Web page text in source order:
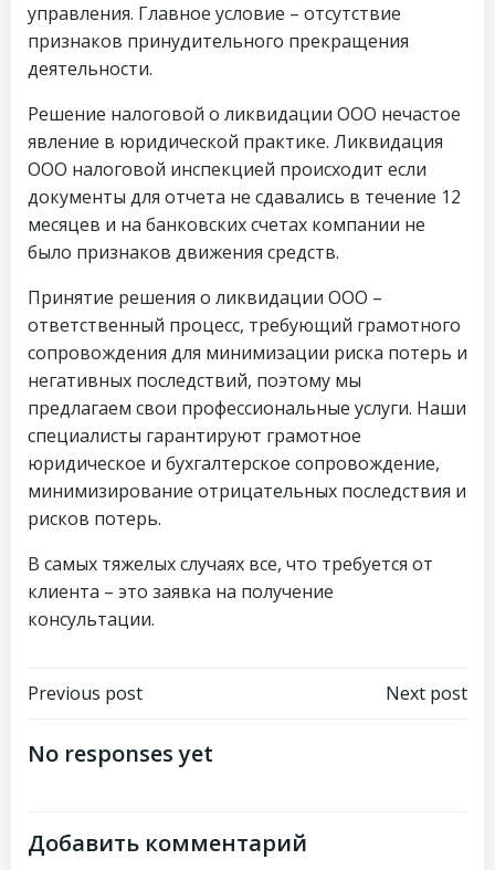
управления. Главное условие – отсутствие
признаков принудительного прекращения
деятельности.
Решение налоговой о ликвидации ООО нечастое
явление в юридической практике. Ликвидация
ООО налоговой инспекцией происходит если
документы для отчета не сдавались в течение 12
месяцев и на банковских счетах компании не
было признаков движения средств.
Принятие решения о ликвидации ООО –
ответственный процесс, требующий грамотного
сопровождения для минимизации риска потерь и
негативных последствий, поэтому мы
предлагаем свои профессиональные услуги. Наши
специалисты гарантируют грамотное
юридическое и бухгалтерское сопровождение,
минимизирование отрицательных последствия и
рисков потерь.
В самых тяжелых случаях все, что требуется от
клиента – это заявка на получение
консультации.
Навигация
по
Previous post
Навигация
Next post
No responses yet
Добавить комментарий